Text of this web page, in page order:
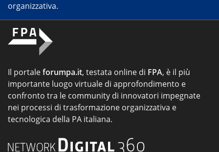
organizzativa.
Il portaleforumpa.it, testata online di FPA, è il più
importante luogo virtuale di approfondimento e
confronto tra le community di innovatori impegnate
nei processi di trasformazione organizzativa e
tecnologica della PA italiana.